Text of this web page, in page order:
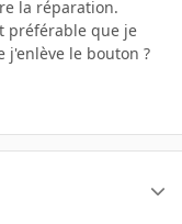
la réparation.
préférable que je
j'enlève le bouton ?